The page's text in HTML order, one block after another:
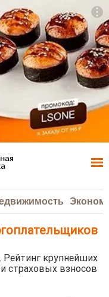
крупнейших
страховых взносов